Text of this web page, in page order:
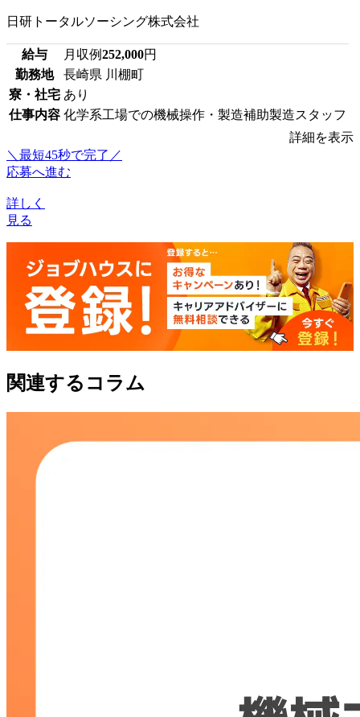
日研トータルソーシング株式会社
給与 月収例252,000円
勤務地
長崎県 川棚町
寮・社宅 あり
仕事内容 化学系工場での機械操作・製造補助製造スタッフ
詳細を表示
＼最短45秒で完了／
応募へ進む
詳しく
見る
関連するコラム